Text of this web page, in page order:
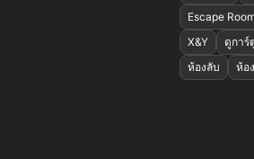
Escape
X&Y
ดูการ์
ห้องลับ
ห้อ